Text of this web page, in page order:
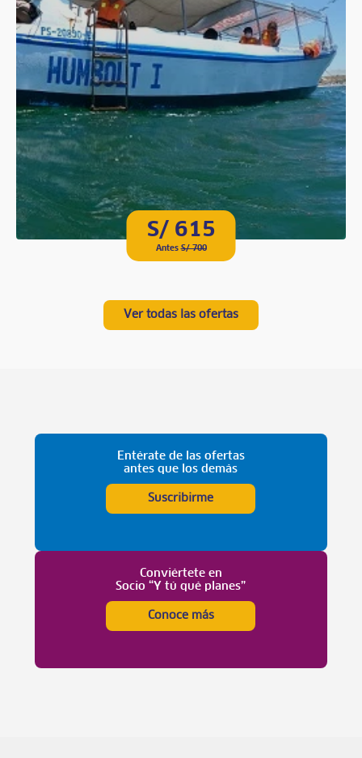
S/ 615
AntesS/ 700
Ver todas las ofertas
Entérate de las ofertas
antes que los demás
Suscribirme
Conviértete en
Socio “Y tú qué planes”
Conoce más